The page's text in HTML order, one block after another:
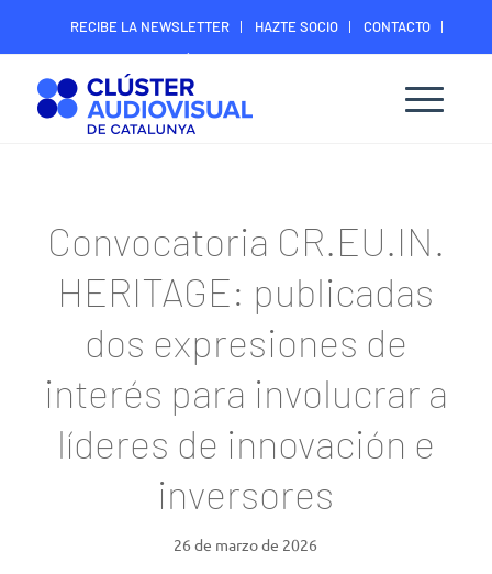
RECIBE LA NEWSLETTER HAZTE SOCIO
CONTACTO
ÁREA DIGITAL SOCIOS
Convocatoria CR.EU.IN.
HERITAGE: publicadas
dos expresiones de
interés para involucrar a
líderes de innovación e
inversores
26 de marzo de 2026